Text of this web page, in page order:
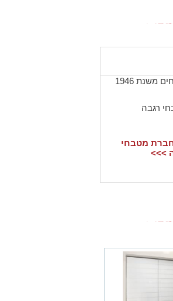
החברה המובילה בישראל לעיצוב, ייצור ושווק מטבחים משנת 1946
רגבה
מטבחי
>>>